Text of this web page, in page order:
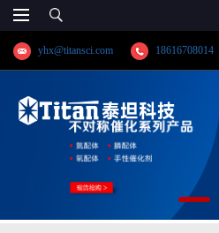
yhx@titansci.com 18616708014